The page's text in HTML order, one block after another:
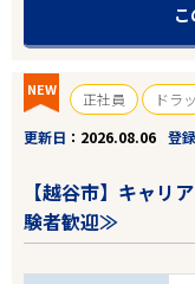
NEW 正社員
ドラ
更新日
2026.08.06 登
【越谷市】キャリ
験者歓迎≫